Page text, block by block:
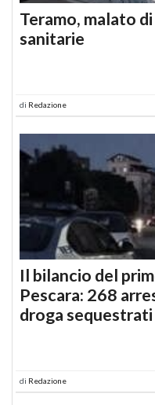
Teramo, malato
sanitarie
di Redazione
Il bilancio del
Pescara: 268
droga sequestrati
di Redazione